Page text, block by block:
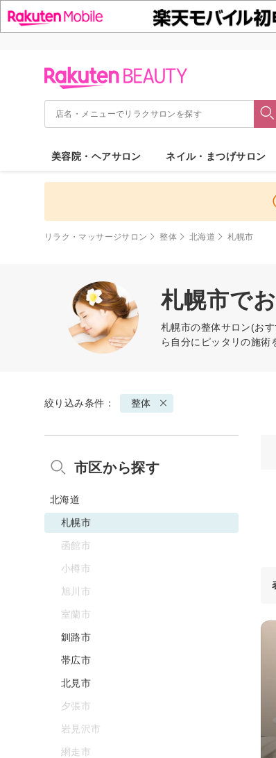
美容院・ヘアサロン ネイル・まつげサロン
リラク・マッサージサロン 整体 北海道 札幌市
札幌市で
札幌市の整体サロン(お
ら自分にピッタリの施術
絞り込み条件： 整体
市区から探す
北海道
札幌市
函館市
小樽市
旭川市
室蘭市
釧路市
帯広市
北見市
夕張市
岩見沢市
網走市